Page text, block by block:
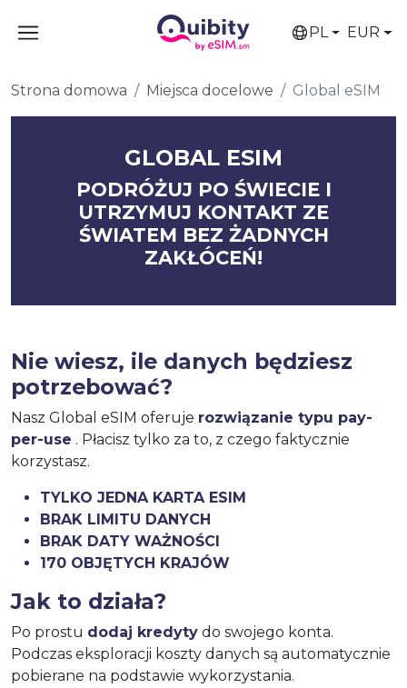
PL EUR
Strona domowa Miejsca docelowe Global eSIM
GLOBAL ESIM
PODRÓŻUJ PO ŚWIECIE I
UTRZYMUJ KONTAKT ZE
ŚWIATEM BEZ ŻADNYCH
ZAKŁÓCEŃ!
Nie wiesz, ile danych będziesz
potrzebować?
Nasz Global eSIM oferuje rozwiązanie typu pay-
per-use . Płacisz tylko za to, z czego faktycznie
korzystasz.
TYLKO JEDNA KARTA ESIM
BRAK LIMITU DANYCH
BRAK DATY WAŻNOŚCI
170 OBJĘTYCH KRAJÓW
Jak to działa?
Po prostu dodaj kredyty do swojego konta.
Podczas eksploracji koszty danych są automatycznie
pobierane na podstawie wykorzystania.